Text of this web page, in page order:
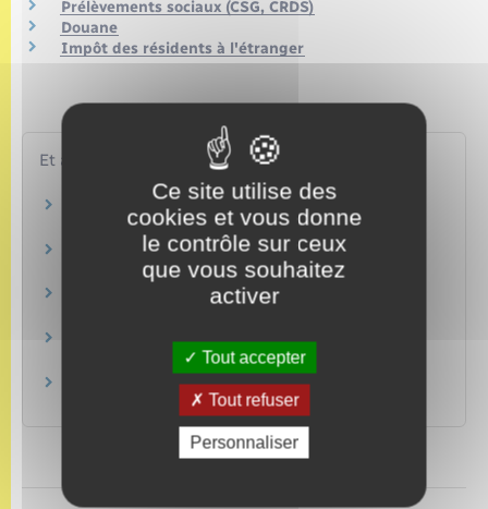
Prélèvements sociaux (CSG, CRDS)
Douane
Impôt des résidents à l'étranger
Et aussi
Rentes et capitaux versés en cas de décès
Famille – Scolarité
Achat ou vente d'un logement
Achat d'un terrain
Rémunération dans le secteur privé
Travail – Formation
Rémunération dans la fonction publique
Travail – Formation
Ce site utilise des
cookies et vous donne
le contrôle sur ceux
que vous souhaitez
activer
Tout accepter
Tout refuser
Personnaliser